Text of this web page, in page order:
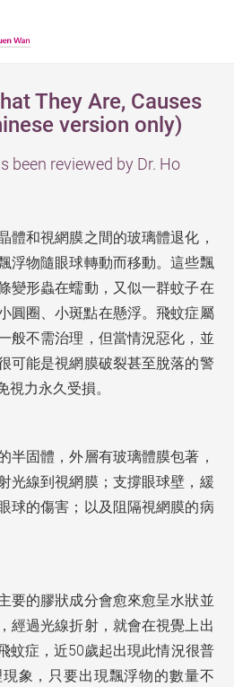
They Are, Causes
version only)
been reviewed by Dr. Ho
體和視網膜之間的玻璃體退化，
浮物隨眼球轉動而移動。這些飄
變形蟲在蠕動，又似一群蚊子在
圈、小斑點在懸浮。飛蚊症屬
般不需治理，但當情況惡化，並
可能是視網膜破裂甚至脫落的警
視力永久受損。
半固體，外層有玻璃體膜包著，
光線到視網膜；支撐眼球壁，緩
球的傷害；以及阻隔視網膜的病
要的膠狀成分會愈來愈呈水狀並
經過光線折射，就會在視覺上出
蚊症，近50歲起出現此情況很普
象，只要出現飄浮物的數量不